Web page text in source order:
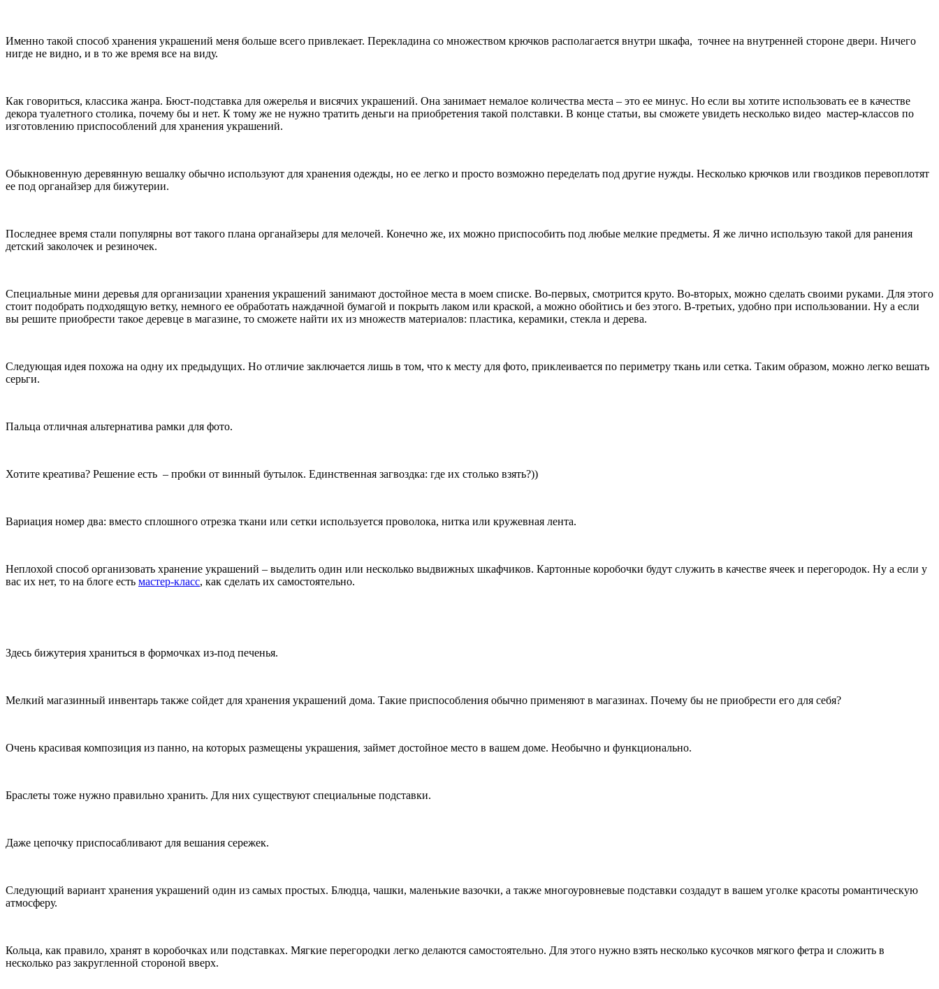
Именно такой способ хранения украшений меня больше всего привлекает. Перекладина со множеством крючков располагается внутри шкафа, точнее на внутренней стороне двери. Ничего
нигде не видно, и в то же время все на виду.
Как говориться, классика жанра. Бюст-подставка для ожерелья и висячих украшений. Она занимает немалое количества места – это ее минус. Но если вы хотите использовать ее в качестве
декора туалетного столика, почему бы и нет. К тому же не нужно тратить деньги на приобретения такой полставки. В конце статьи, вы сможете увидеть несколько видео мастер-классов по
изготовлению приспособлений для хранения украшений.
Обыкновенную деревянную вешалку обычно используют для хранения одежды, но ее легко и просто возможно переделать под другие нужды. Несколько крючков или гвоздиков перевоплотят
ее под органайзер для бижутерии.
Последнее время стали популярны вот такого плана органайзеры для мелочей. Конечно же, их можно приспособить под любые мелкие предметы. Я же лично использую такой для ранения
детский заколочек и резиночек.
Специальные мини деревья для организации хранения украшений занимают достойное места в моем списке. Во-первых, смотрится круто. Во-вторых, можно сделать своими руками. Для этого
стоит подобрать подходящую ветку, немного ее обработать наждачной бумагой и покрыть лаком или краской, а можно обойтись и без этого. В-третьих, удобно при использовании. Ну а если
вы решите приобрести такое деревце в магазине, то сможете найти их из множеств материалов: пластика, керамики, стекла и дерева.
Следующая идея похожа на одну их предыдущих. Но отличие заключается лишь в том, что к месту для фото, приклеивается по периметру ткань или сетка. Таким образом, можно легко вешать
серьги.
Пальца отличная альтернатива рамки для фото.
Хотите креатива? Решение есть – пробки от винный бутылок. Единственная загвоздка: где их столько взять?))
Вариация номер два: вместо сплошного отрезка ткани или сетки используется проволока, нитка или кружевная лента.
Неплохой способ организовать хранение украшений – выделить один или несколько выдвижных шкафчиков. Картонные коробочки будут служить в качестве ячеек и перегородок. Ну а если у
вас их нет, то на блоге есть мастер-класс, как сделать их самостоятельно.
Здесь бижутерия храниться в формочках из-под печенья.
Мелкий магазинный инвентарь также сойдет для хранения украшений дома. Такие приспособления обычно применяют в магазинах. Почему бы не приобрести его для себя?
Очень красивая композиция из панно, на которых размещены украшения, займет достойное место в вашем доме. Необычно и функционально.
Браслеты тоже нужно правильно хранить. Для них существуют специальные подставки.
Даже цепочку приспосабливают для вешания сережек.
Следующий вариант хранения украшений один из самых простых. Блюдца, чашки, маленькие вазочки, а также многоуровневые подставки создадут в вашем уголке красоты романтическую
атмосферу.
Кольца, как правило, хранят в коробочках или подставках. Мягкие перегородки легко делаются самостоятельно. Для этого нужно взять несколько кусочков мягкого фетра и сложить в
несколько раз закругленной стороной вверх.